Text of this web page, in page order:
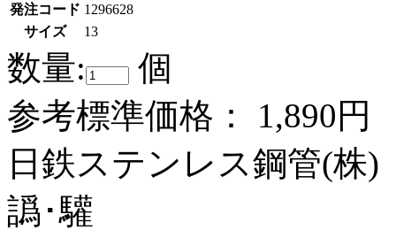
発注コード 1296628
サイズ
13
数量:
個
参考標準価格：
1,890円
日鉄ステンレス鋼管(株)
譌･驩